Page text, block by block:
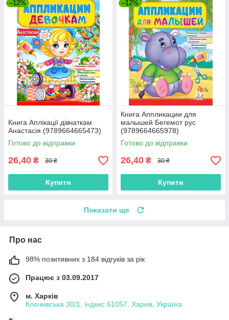
–12%
Книга Аплікації дівчаткам
Анастасія (9789664665473)
Готово до відправки
26,40 ₴ 30 ₴
Купити
–12%
Книга Аппликации для
малышей Бегемот рус
(9789664665978)
Готово до відправки
26,40 ₴ 30 ₴
Купити
Показати ще
Про нас
98% позитивних з 184 відгуків за рік
Працює з 03.09.2017
м. Харків
Клочківська 30/1, індекс 61057, Харків, Україна